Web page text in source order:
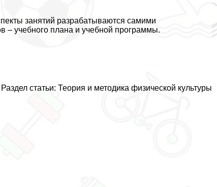
занятий разpaбатываются самими
– учебного плана и учебной программы.
Раздел статьи: Теория и методика физической культуры